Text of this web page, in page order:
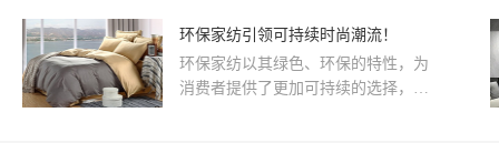
于其他材料更为环保。同时，亚克力
板在使用过程中无毒、无害，不会释
放有害气体，符合环保标准。
环保家纺引领可持续时尚潮流！
环保家纺以其绿色、环保的特性，为
消费者提供了更加可持续的选择，为